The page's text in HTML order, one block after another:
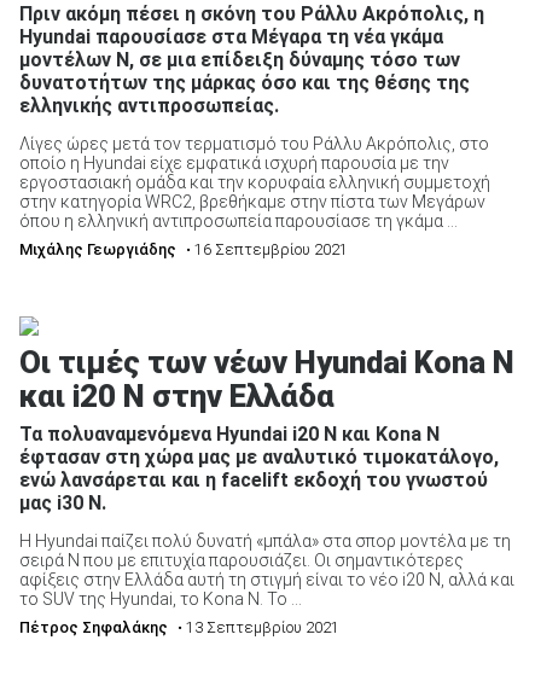
Πριν ακόμη πέσει η σκόνη του Ράλλυ Ακρόπολις, η
Hyundai παρουσίασε στα Μέγαρα τη νέα γκάμα
μοντέλων Ν, σε μια επίδειξη δύναμης τόσο των
δυνατοτήτων της μάρκας όσο και της θέσης της
ελληνικής αντιπροσωπείας.
Λίγες ώρες μετά τον τερματισμό του Ράλλυ Ακρόπολις, στο
οποίο η Hyundai είχε εμφατικά ισχυρή παρουσία με την
εργοστασιακή ομάδα και την κορυφαία ελληνική συμμετοχή
στην κατηγορία WRC2, βρεθήκαμε στην πίστα των Μεγάρων
όπου η ελληνική αντιπροσωπεία παρουσίασε τη γκάμα ...
Μιχάλης Γεωργιάδης • 16 Σεπτεμβρίου 2021
Οι τιμές των νέων Hyundai Kona N
και i20 N στην Ελλάδα
Τα πολυαναμενόμενα Hyundai i20 N και Kona N
έφτασαν στη χώρα μας με αναλυτικό τιμοκατάλογο,
ενώ λανσάρεται και η facelift εκδοχή του γνωστού
μας i30 N.
Η Hyundai παίζει πολύ δυνατή «μπάλα» στα σπορ μοντέλα με τη
σειρά N που με επιτυχία παρουσιάζει. Οι σημαντικότερες
αφίξεις στην Ελλάδα αυτή τη στιγμή είναι το νέο i20 N, αλλά και
το SUV της Hyundai, το Kona N. Το ...
Πέτρος Σηφαλάκης • 13 Σεπτεμβρίου 2021